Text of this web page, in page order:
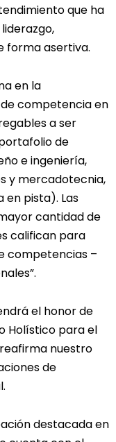
que ha
forma asertiva.
en la
competencia en
a ser
de
e ingeniería,
y mercadotecnia,
pista). Las
cantidad de
califican para
competencias –
el honor de
Holístico para el
nuestro
de
destacada en